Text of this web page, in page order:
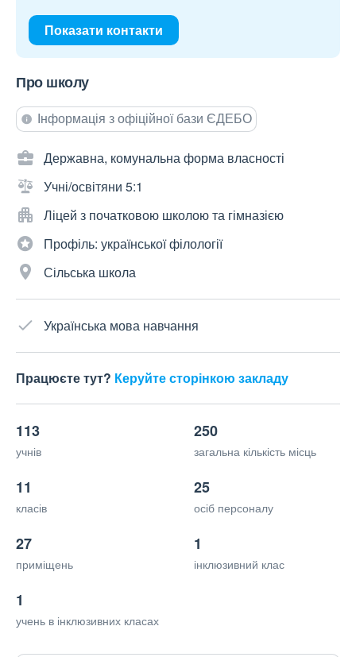
Показати контакти
Про школу
Інформація з офіційної бази ЄДЕБО
Державна, комунальна форма власності
Учні/освітяни 5:1
Ліцей з початковою школою та гімназією
Профіль: української філології
Сільська школа
Українська мова навчання
Працюєте тут? Керуйте сторінкою закладу
113
учнів
250
загальна кількість місць
11
класів
25
осіб персоналу
27
приміщень
1
інклюзивний клас
1
учень в інклюзивних класах